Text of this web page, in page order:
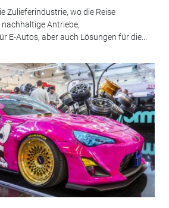
Zulieferindustrie, wo die Reise
Antriebe,
E-Autos, aber auch Lösungen für die...